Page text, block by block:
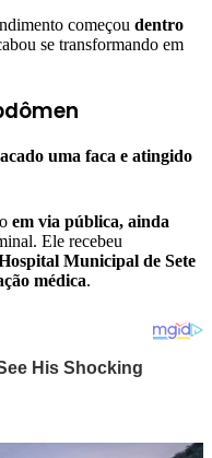
começou dentro
se transformando em
uma faca e atingido
em via pública, ainda
Ele recebeu
Municipal de Sete
médica.